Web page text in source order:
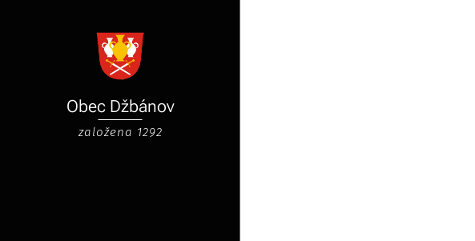
Obec Džbánov
založena 1292